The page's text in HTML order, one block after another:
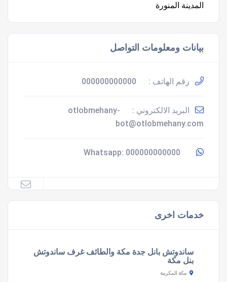
المدينة المنورة
بيانات ومعلومات التواصل
رقم الهاتف : 000000000000
البريد الالكتروني :
otlobmehany-
bot@otlobmehany.com
000000000000
خدمات اخرى
ساندوتش بانل جدة مكة والطائف غرف ساندوتش
بنل مكة
مكة المكرمة